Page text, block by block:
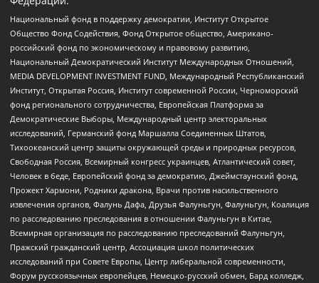
Национальный фонд в поддержку демократии, Институт Открытое
Общество Фонд Содействия, Фонд Открытое общество, Американо-
российский фонд по экономическому и правовому развитию,
Национальный Демократический Институт Международных Отношений,
MEDIA DEVELOPMENT INVESTMENT FUND, Международный Республиканский
Институт, Открытая Россия, Институт современной России, Черноморский
фонд регионального сотрудничества, Европейская Платформа за
Демократические Выборы, Международный центр электоральных
исследований, Германский фонд Маршалла Соединенных Штатов,
Тихоокеанский центр защиты окружающей среды и природных ресурсов,
Свободная Россия, Всемирный конгресс украинцев, Атлантический совет,
Человек в беде, Европейский фонд за демократию, Джеймстаунский фонд,
Прожект Хармони, Родники дракона, Врачи против насильственного
извлечения органов, Фалунь Дафа, Друзья Фалуньгун, Фалуньгун, Коалиция
по расследованию преследования в отношении Фалуньгун в Китае,
Всемирная организация по расследованию преследований Фалуньгун,
Пражский гражданский центр, Ассоциация школ политических
исследований при Совете Европы, Центр либеральной современности,
Форум русскоязычных европейцев, Немецко-русский обмен, Бард колледж,